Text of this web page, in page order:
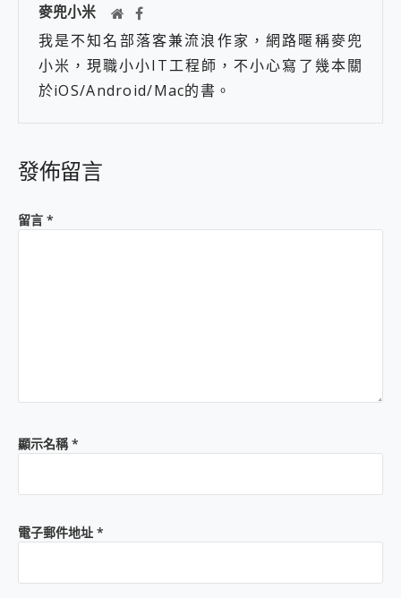
麥兜小米
我是不知名部落客兼流浪作家，網路暱稱麥兜
小米，現職小小IT工程師，不小心寫了幾本關
於iOS/Android/Mac的書。
發佈留言
留言 *
顯示名稱*
電子郵件地址 *